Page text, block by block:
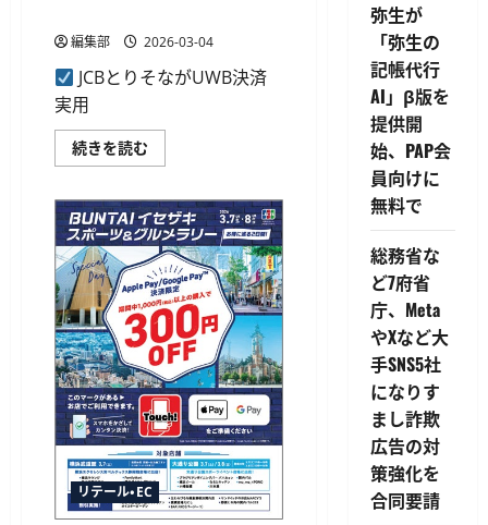
編集部 2026-03-04
JCBとりそながUWB決済
実用
続きを読む
と
な、
UWB
決
済
で
「取
り
出
さ
な
い」
購
買
体
験
へ。
2028
年
度
の
本
リテール・EC
弥生が
「弥生の
記帳代行
AI」β版を
提供開
始、PAP会
員向けに
無料で
総務省な
ど7府省
庁、Meta
やXなど大
手SNS5社
になりす
まし詐欺
広告の対
策強化を
合同要請